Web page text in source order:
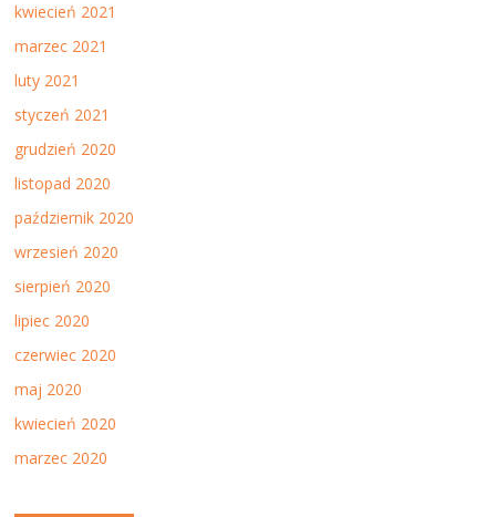
kwiecień 2021
marzec 2021
luty 2021
styczeń 2021
grudzień 2020
listopad 2020
październik 2020
wrzesień 2020
sierpień 2020
lipiec 2020
czerwiec 2020
maj 2020
kwiecień 2020
marzec 2020